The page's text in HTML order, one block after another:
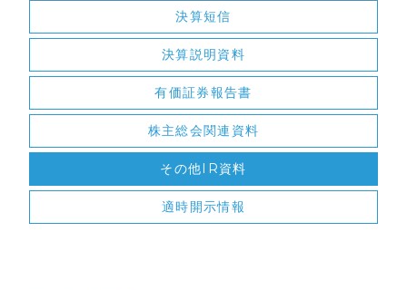
決算短信
決算説明資料
有価証券報告書
株主総会関連資料
その他IR資料
適時開示情報